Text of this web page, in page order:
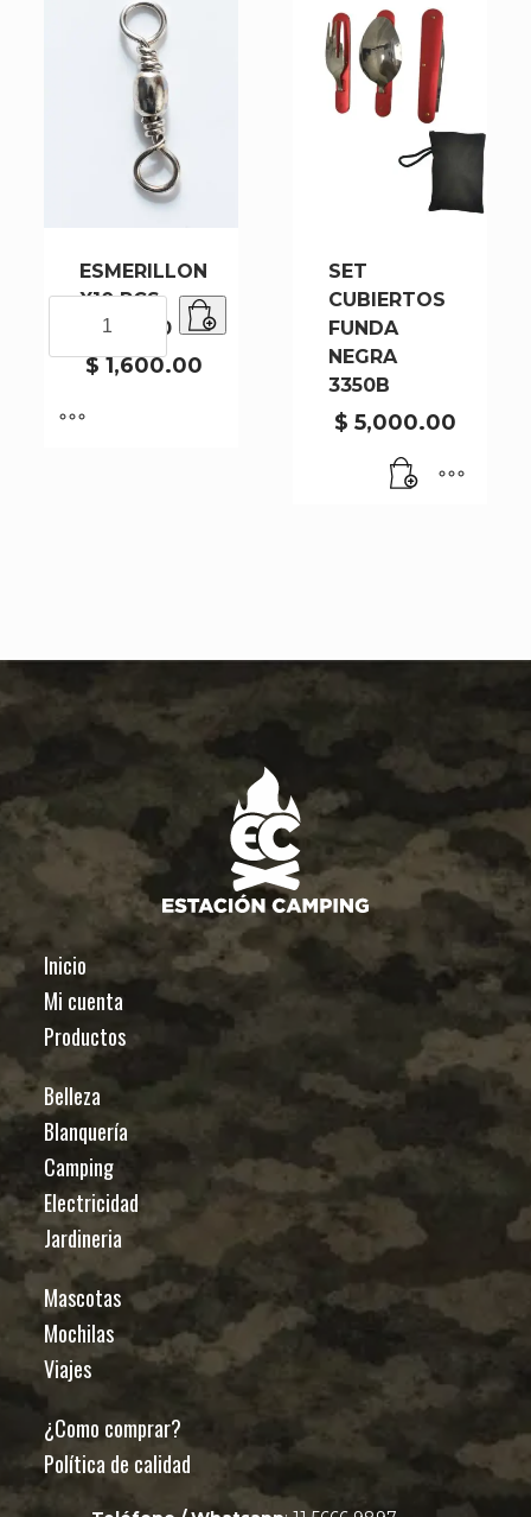
ESMERILLON
X10 PCS
1001-2-10
$1,600.00
PCS
2-
SET
CUBIERTOS
FUNDA
NEGRA
3350B
$ 5,000.00
Inicio
Mi cuenta
Productos
Belleza
Blanquería
Camping
Electricidad
Jardineria
Mascotas
Mochilas
Viajes
¿Como comprar?
Política de calidad